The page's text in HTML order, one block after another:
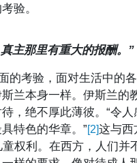
验。
主那里有重大的报酬。”
的考验，面对生活中的
兰本身一样。伊斯兰的
，绝不厚此薄彼。“令
特色的华章。”[2]这与
权利。在西方，人们并